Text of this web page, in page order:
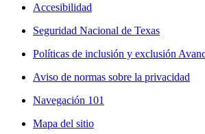
Accesibilidad
Seguridad Nacional de Texas
Políticas de inclusión y exclusión
Aviso de normas sobre la privacidad
Navegación 101
Mapa del sitio